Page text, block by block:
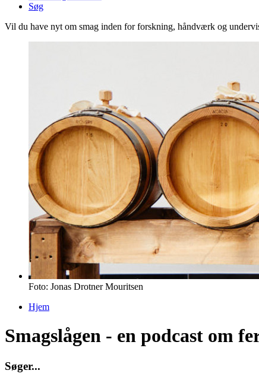
Søg
Vil du have nyt om smag inden for forskning, håndværk og
Foto: Jonas Drotner Mouritsen
Hjem
Smagslågen - en podcast om
Søger...